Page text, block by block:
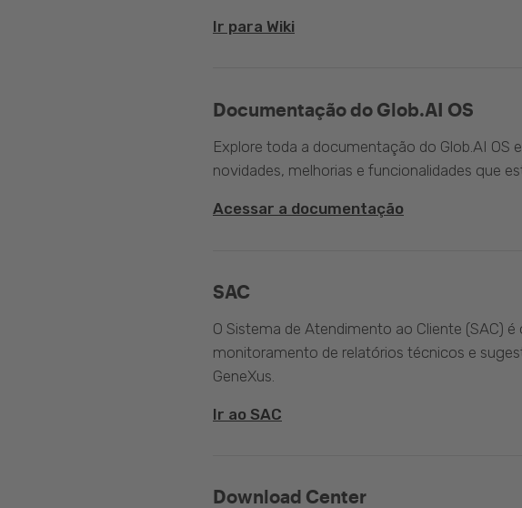
Ir para Wiki
Documentação do Glob.AI OS
Explore toda a documentação do Glob.AI OS
novidades, melhorias e funcionalidades que
Acessar a documentação
SAC
O Sistema de Atendimento ao Cliente (SAC)
monitoramento de relatórios técnicos e
GeneXus.
Ir ao SAC
Download Center